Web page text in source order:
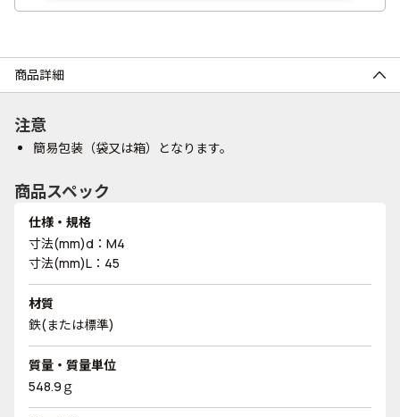
商品詳細
注意
簡易包装（袋又は箱）となります。
商品スペック
仕様・規格
寸法(mm)d：M4
寸法(mm)L：45
材質
鉄(または標準)
質量・質量単位
548.9ｇ